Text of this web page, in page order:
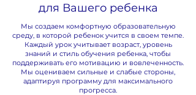
для Вашего ребенка
Мы создаем комфортную образовательную
среду, в которой ребенок учится в своем темпе.
Каждый урок учитывает возраст, уровень
знаний и стиль обучения ребенка, чтобы
поддерживать его мотивацию и вовлеченность.
Мы оцениваем сильные и слабые стороны,
адаптируя программу для максимального
прогресса.